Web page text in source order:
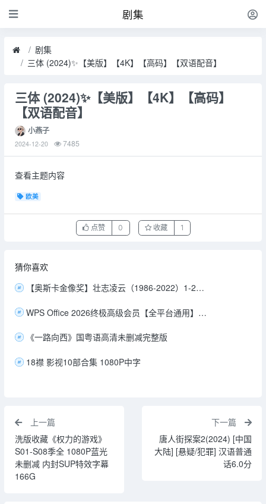
剧集
剧集
三体 (2024)✨【美版】【4K】【高码】【双语配音】
三体 (2024)✨【美版】【4K】【高码】
【双语配音】
小燕子
2024-12-20 7485
查看主题内容
欧美
点赞 0 收藏 1
猜你喜欢
【奥斯卡金像奖】壮志凌云（1986-2022）1-2部 4k高码 中英字幕【汤姆·克鲁斯】38.3G
WPS Office 2026终极高级会员【全平台通用】安卓 Win MaC iOS【10G】
《一路向西》国粤语高清未删减完整版
18襟 影视10部合集 1080P中字
上一篇
洗版收藏《权力的游戏》
S01-S08季全 1080P蓝光
未删减 内封SUP特效字幕
166G
下一篇
唐人街探案2(2024) [中国
大陆] [悬疑/犯罪] 汉语普通
话6.0分